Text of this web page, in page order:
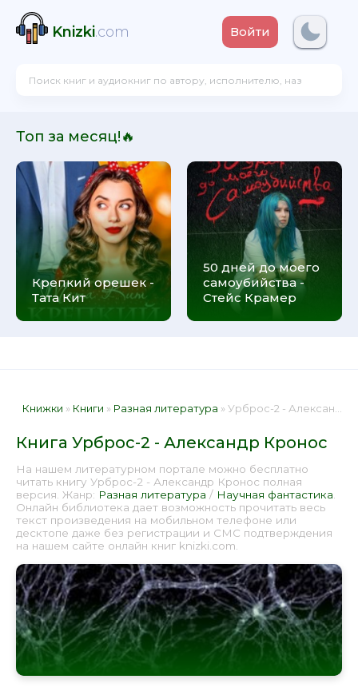
Knizki.com Войти
Топ за месяц!🔥
Крепкий орешек -
Тата Кит
50 дней до моего
самоубийства -
Стейс Крамер
Книжки » Книги » Разная литература » Урброс-2 - Александр Кронос 📕 - Книга онлайн бесплатно
Книга Урброс-2 - Александр Кронос
На нашем литературном портале можно бесплатно
читать книгу Урброс-2 - Александр Кронос полная
версия. Жанр: Разная литература / Научная фантастика
Онлайн библиотека дает возможность прочитать весь
текст произведения на мобильном телефоне или
десктопе даже без регистрации и СМС подтверждения
на нашем сайте онлайн книг knizki.com.